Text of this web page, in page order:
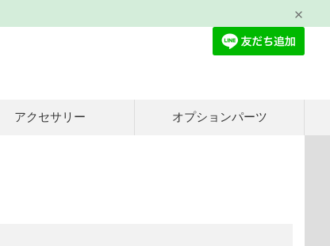
アクセサリー オプションパーツ